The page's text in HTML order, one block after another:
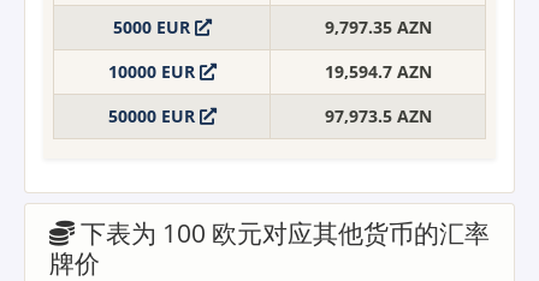
5000 EUR
9,797.35 AZN
10000 EUR
19,594.7 AZN
50000 EUR
97,973.5 AZN
下表为 100 欧元对应其他货币的汇率
牌价